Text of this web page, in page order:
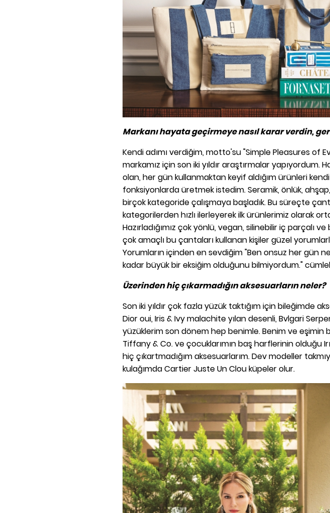
Markanı hayata geçirmeye nasıl karar verdin,
Kendi adımı verdiğim, motto'su "Simple Pleasures of
markamız için son iki yıldır araştırmalar yapıyordum.
olan, her gün kullanmaktan keyif aldığım ürünleri
fonksiyonlarda üretmek istedim. Seramik, önlük,
birçok kategoride çalışmaya başladık. Bu süreçte
kategorilerden hızlı ilerleyerek ilk ürünlerimiz olarak
Hazırladığımız çok yönlü, vegan, silinebilir iç parçalı
çok amaçlı bu çantaları kullanan kişiler güzel
Yorumların içinden en sevdiğim "Ben onsuz her gün
kadar büyük bir eksiğim olduğunu bilmiyordum."
Üzerinden hiç çıkarmadığın aksesuarların neler?
Son iki yıldır çok fazla yüzük taktığım için bileğimde
Dior oui, Iris & Ivy malachite yılan desenli, Bvlgari
yüzüklerim son dönem hep benimle. Benim ve eşimin
Tiffany & Co. ve çocuklarımın baş harflerinin olduğu
hiç çıkartmadığım aksesuarlarım. Dev modeller
kulağımda Cartier Juste Un Clou küpeler olur.